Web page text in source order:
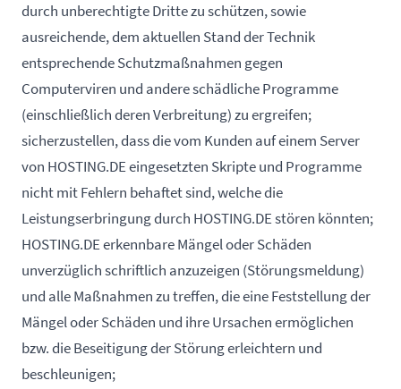
durch unberechtigte Dritte zu schützen, sowie
ausreichende, dem aktuellen Stand der Technik
entsprechende Schutzmaßnahmen gegen
Computerviren und andere schädliche Programme
(einschließlich deren Verbreitung) zu ergreifen;
sicherzustellen, dass die vom Kunden auf einem Server
von HOSTING.DE eingesetzten Skripte und Programme
nicht mit Fehlern behaftet sind, welche die
Leistungserbringung durch HOSTING.DE stören könnten;
HOSTING.DE erkennbare Mängel oder Schäden
unverzüglich schriftlich anzuzeigen (Störungsmeldung)
und alle Maßnahmen zu treffen, die eine Feststellung der
Mängel oder Schäden und ihre Ursachen ermöglichen
bzw. die Beseitigung der Störung erleichtern und
beschleunigen;